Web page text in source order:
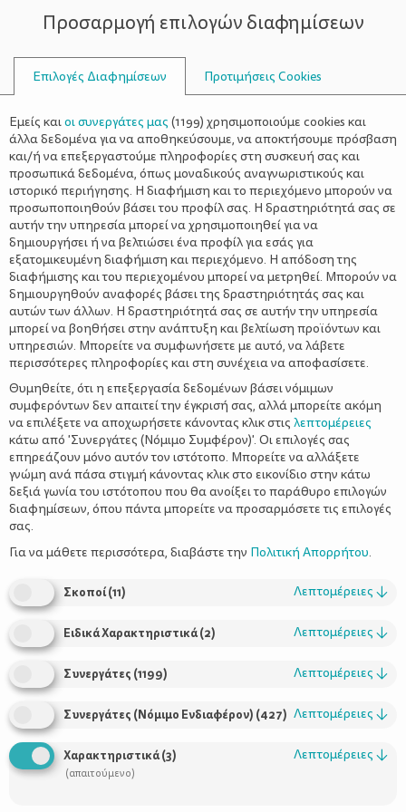
ΣΥΜΒΟΥΛΟΙ
ΣΥΝΤΑΓΈΣ>ΣΥΝΤΑΓΈΣ
Ρυζόγαλο: Να τρώει η μάνα και
του παιδιού να δίνει
κατσαρόλα έχει ανακτήσει τη λαμπρή του θέση στο
υγιεινό διαιτολόγιο της σημερινής οικογένειας.
Ο συνδυασμός ρυζιού και γάλακτος είναι διαδεδομένος στα
περισσότερα μέρη του κόσμου με διάφορες παραλλαγές και
ονομασίες αλλά πάντα με γλυκιά γεύση. Οι Σκανδιναβοί
περηφανεύονται για το δικό τους χωρίς κανέλλα ρυζόγαλο που
είναι μάλιστα τυπικό χριστουγεννιάτικο γλύκισμα. Η δική μας
συνταγή χάνεται στα κιτάπια των γυναικών επί Τουρκοκρατίας
και δεν εκτελείται ποτέ χωρίς κανέλα. Είναι νόστιμο και υγιεινό
Προσαρμογή επιλογών διαφημίσεων
Επιλογές Διαφημίσεων Προτιμήσεις Cookies
Εμείς καιοι συνεργάτες μας (1199) χρησιμοποιούμε cookies και
άλλα δεδομένα για να αποθηκεύσουμε, να αποκτήσουμε πρόσβαση
και/ή να επεξεργαστούμε πληροφορίες στη συσκευή σας και
προσωπικά δεδομένα, όπως μοναδικούς αναγνωριστικούς και
ιστορικό περιήγησης. Η διαφήμιση και το περιεχόμενο μπορούν να
προσωποποιηθούν βάσει του προφίλ σας. Η δραστηριότητά σας σε
αυτήν την υπηρεσία μπορεί να χρησιμοποιηθεί για να
δημιουργήσει ή να βελτιώσει ένα προφίλ για εσάς για
εξατομικευμένη διαφήμιση και περιεχόμενο. Η απόδοση της
διαφήμισης και του περιεχομένου μπορεί να μετρηθεί. Μπορούν να
δημιουργηθούν αναφορές βάσει της δραστηριότητάς σας και
αυτών των άλλων. Η δραστηριότητά σας σε αυτήν την υπηρεσία
μπορεί να βοηθήσει στην ανάπτυξη και βελτίωση προϊόντων και
υπηρεσιών. Μπορείτε να συμφωνήσετε με αυτό, να λάβετε
περισσότερες πληροφορίες και στη συνέχεια να αποφασίσετε.
Θυμηθείτε, ότι η επεξεργασία δεδομένων βάσει νόμιμων
συμφερόντων δεν απαιτεί την έγκρισή σας, αλλά μπορείτε ακόμη
να επιλέξετε να αποχωρήσετε κάνοντας κλικ στις λεπτομέρειες
κάτω από 'Συνεργάτες (Νόμιμο Συμφέρον)'. Οι επιλογές σας
επηρεάζουν μόνο αυτόν τον ιστότοπο. Μπορείτε να αλλάξετε
γνώμη ανά πάσα στιγμή κάνοντας κλικ στο εικονίδιο στην κάτω
δεξιά γωνία του ιστότοπου που θα ανοίξει το παράθυρο επιλογών
διαφημίσεων, όπου πάντα μπορείτε να προσαρμόσετε τις επιλογές
σας.
Για να μάθετε περισσότερα, διαβάστε την Πολιτική Απορρήτου.
Σκοποί(11) Λεπτομέρειες ↓
Ειδικά Χαρακτηριστικά(2) Λεπτομέρειες ↓
Συνεργάτες (1199) Λεπτομέρειες ↓
Συνεργάτες (Νόμιμο Ενδιαφέρον) (427) Λεπτομέρειες ↓
Χαρακτηριστικά(3)
(απαιτούμενο)
Λεπτομέρειες ↓